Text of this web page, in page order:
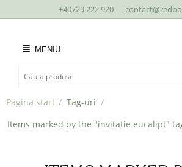
+40729 222 920
MENIU
Pagina start / Tag-uri /
Items marked by the "invitatie eucalipt"